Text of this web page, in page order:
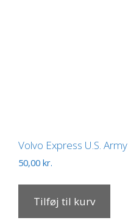
Volvo Express U.S. Army
50,00 kr.
Tilføj til kurv